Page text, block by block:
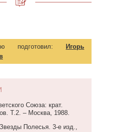
подготовил:
Игорь
Союза: крат.
Т.2. – Москва, 1988.
Полесья. 3-е изд.,